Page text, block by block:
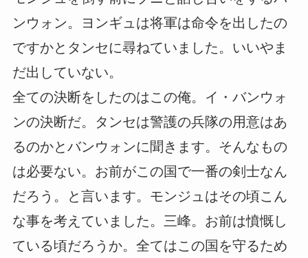
ンウォン。ヨンギュは将軍は命令を出したの
ですかとタンセに尋ねていました。いいやま
だ出していない。
全ての決断をしたのはこの俺。イ・バンウォ
ンの決断だ。タンセは警護の兵隊の用意はあ
るのかとバンウォンに聞きます。そんなもの
は必要ない。お前がこの国で一番の剣士なん
だろう。と言います。モンジュはその頃こん
な事を考えていました。三峰。お前は憤慨し
ている頃だろうか。全てはこの国を守るため